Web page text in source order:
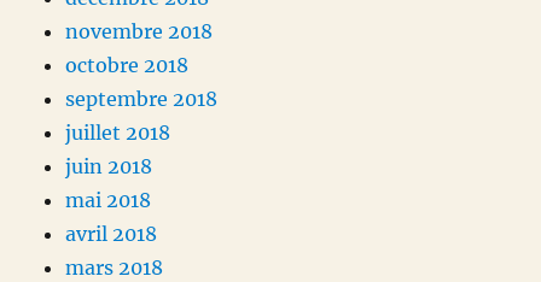
novembre 2018
octobre 2018
septembre 2018
juillet 2018
juin 2018
mai 2018
avril 2018
mars 2018